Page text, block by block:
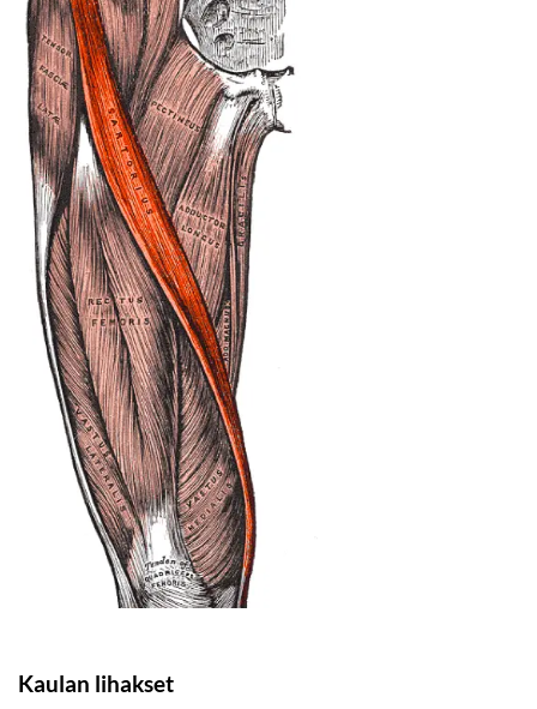
Kaulan lihakset